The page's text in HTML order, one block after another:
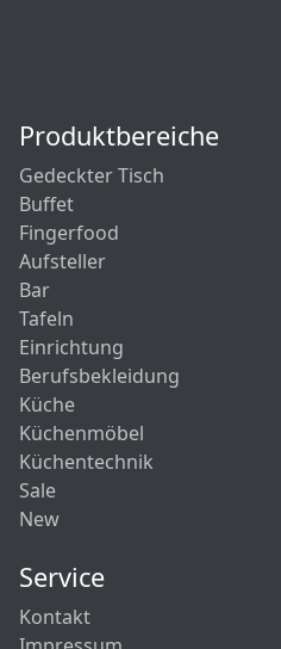
Produktbereiche
Gedeckter Tisch
Buffet
Fingerfood
Aufsteller
Bar
Tafeln
Einrichtung
Berufsbekleidung
Küche
Küchenmöbel
Küchentechnik
Sale
New
Service
Kontakt